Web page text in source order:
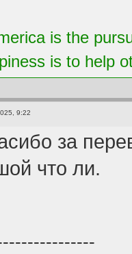
is the
is to help
9:22
за
что ли.